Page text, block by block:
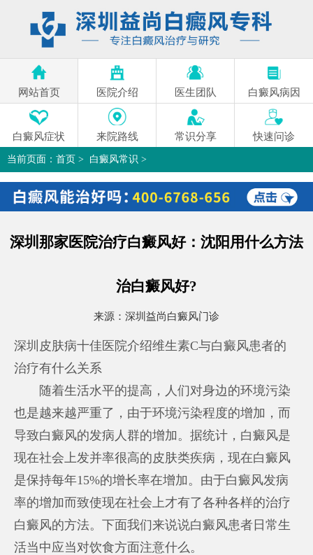
网站首页 医院介绍 医生团队 白癜风病因
白癜风症状 来院路线 常识分享 快速问诊
当前页面： 首页 > 白癜风常识 >
深圳那家医院治疗白癜风好：沈阳用什么方法治白癜风好?>
深圳那家医院治疗白癜风好：沈阳用什么方法
治白癜风好?
来源： 深圳益尚白癜风门诊
深圳皮肤病十佳医院介绍维生素C与白癜风患者的
治疗有什么关系
随着生活水平的提高，人们对身边的环境污染
也是越来越严重了，由于环境污染程度的增加，而
导致白癜风的发病人群的增加。据统计，白癜风是
现在社会上发并率很高的皮肤类疾病，现在白癜风
是保持每年15%的增长率在增加。由于白癜风发病
率的增加而致使现在社会上才有了各种各样的治疗
白癜风的方法。下面我们来说说白癜风患者日常生
活当中应当对饮食方面注意什么。